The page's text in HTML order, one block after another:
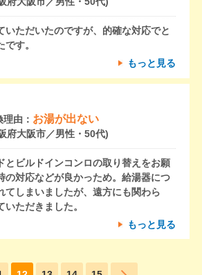
いただいたのですが、的確な対応でと
す。
もっと見る
理由： お湯が出ない
府大阪市／男性・50代)
とビルドインコンロの取り替えをお願
の対応などが良かっため。給湯器につ
てしまいましたが、遠方にも関わら
ただきました。
もっと見る